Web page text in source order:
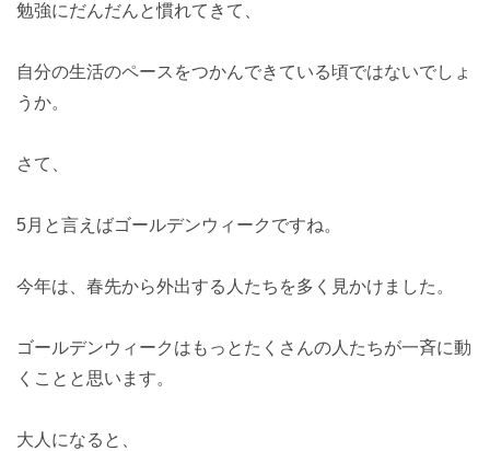
勉強にだんだんと慣れてきて、
自分の生活のペースをつかんできている頃ではないでしょ
うか。
さて、
5月と言えばゴールデンウィークですね。
今年は、春先から外出する人たちを多く見かけました。
ゴールデンウィークはもっとたくさんの人たちが一斉に動
くことと思います。
大人になると、